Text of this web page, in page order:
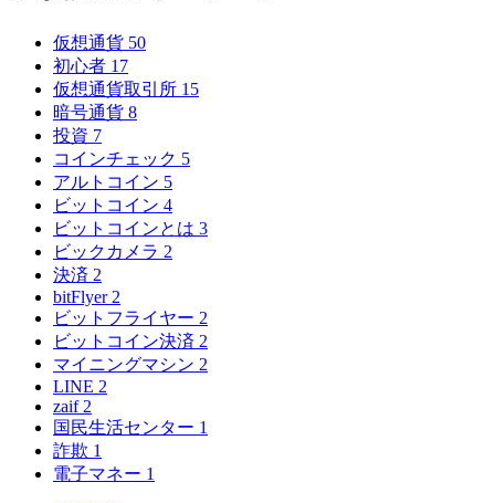
仮想通貨 50
初心者 17
仮想通貨取引所 15
暗号通貨 8
投資 7
コインチェック 5
アルトコイン 5
ビットコイン 4
ビットコインとは 3
ビックカメラ 2
決済 2
bitFlyer 2
ビットフライヤー 2
ビットコイン決済 2
マイニングマシン 2
LINE 2
zaif 2
国民生活センター 1
詐欺 1
電子マネー 1